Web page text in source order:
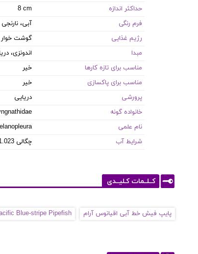
حداکثر اندازه
8 cm
فرم رنگی
آبی، نارنجی
رژیم غذایی
گوشت خوار
مبدا
اندونزی،
مناسب برای تازه کارها
خیر
مناسب برای پاکسازی
خیر
پرورشی
دریایی
خانواده گونه
نام علمی
شرایط آب
8.1-8.4 PH / 8-12 dKH / 22-26 °C / چگالی 1.023-1.025
کــلــمات کـلیــدی
پایپ فیش خط آبی اقیانوس آرام Blue-stripe Pipefish